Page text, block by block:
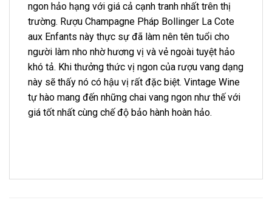
ngon hảo hạng với giá cả cạnh tranh nhất trên thị
trường. Rượu Champagne Pháp Bollinger La Cote
aux Enfants này thực sự đã làm nên tên tuổi cho
người làm nho nhờ hương vị và vẻ ngoài tuyệt hảo
khó tả. Khi thưởng thức vị ngon của rượu vang dạng
này sẽ thấy nó có hậu vị rất đặc biệt. Vintage Wine
tự hào mang đến những chai vang ngon như thế với
giá tốt nhất cùng chế độ bảo hành hoàn hảo.